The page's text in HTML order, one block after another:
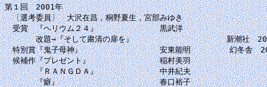
第１回　2001年
〔選考委員〕　大沢在昌，桐野夏生，宮部みゆき
受賞　『ヘリウム２４』　　　　　　　　黒武洋
改題→『そして粛清の扉を』　　　　　　　　　　　　新潮社　
特別賞『鬼子母神』　　　　　　　　　　安東能明　　　　　幻冬舎　
候補作『プレゼント』　　　　　　　　　稲村美羽
『ＲＡＮＧＤＡ』　　　　　　　　中井紀夫
『癖』　　　　　　　　　　　　　春口裕子